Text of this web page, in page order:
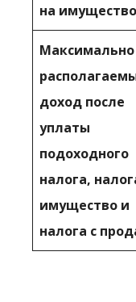
на имущество
Максимально
доход после
уплаты
подоходного
налога,
имущество и
налога с